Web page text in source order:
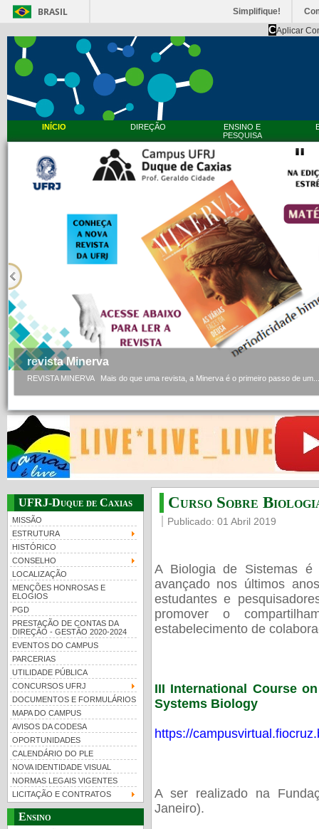
BRASIL Simplifique!
CAplicar
INÍCIO DIREÇÃO
ENSINO E
PESQUISA
revista Minerva
REVISTA MINERVA Mais do que uma revista, a Minerva é o primeiro passo de um...
UFRJ-Duque de Caxias
MISSÃO
ESTRUTURA
HISTÓRICO
CONSELHO
LOCALIZAÇÃO
MENÇÕES HONROSAS E
ELOGIOS
PGD
PRESTAÇÃO DE CONTAS DA
DIREÇÃO - GESTÃO 2020-2024
EVENTOS DO CAMPUS
PARCERIAS
UTILIDADE PÚBLICA
CONCURSOS UFRJ
DOCUMENTOS E FORMULÁRIOS
MAPA DO CAMPUS
AVISOS DA CODESA
OPORTUNIDADES
CALENDÁRIO DO PLE
NOVA IDENTIDADE VISUAL
NORMAS LEGAIS VIGENTES
LICITAÇÃO E CONTRATOS
Ensino
Curso Sobre
Publicado: 01 Abril 2019
A Biologia de Sistemas
avançado nos últimos
estudantes e
promover o
estabelecimento de
III International Course
Systems Biology
https://
A ser realizado na
Janeiro).
UFRJ 100 anos